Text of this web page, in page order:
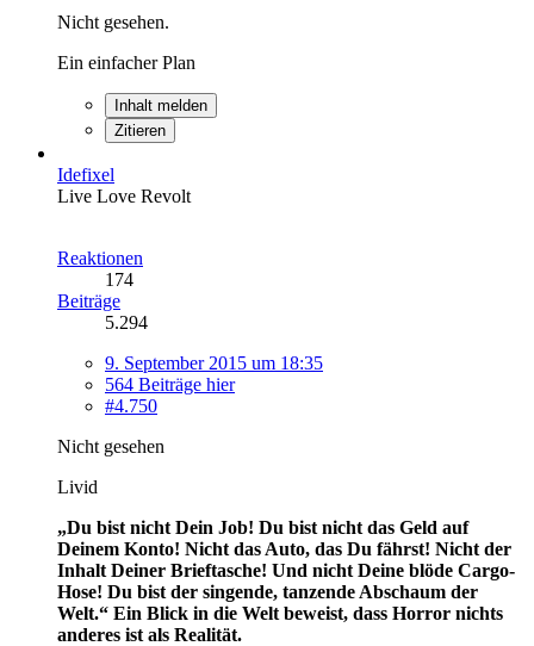
Nicht gesehen.
Ein einfacher Plan
Inhalt melden
Zitieren
Idefixel
Live Love Revolt
Reaktionen
174
Beiträge
5.294
9. September 2015 um 18:35
564 Beiträge hier
#4.750
Nicht gesehen
Livid
„Du bist nicht Dein Job! Du bist nicht das Geld auf
Deinem Konto! Nicht das Auto, das Du fährst! Nicht der
Inhalt Deiner Brieftasche! Und nicht Deine blöde Cargo-
Hose! Du bist der singende, tanzende Abschaum der
Welt.“ Ein Blick in die Welt beweist, dass Horror nichts
anderes ist als Realität.